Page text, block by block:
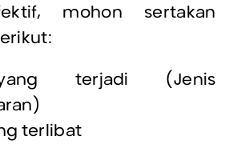
mohon sertakan
terjadi (Jenis
terlibat